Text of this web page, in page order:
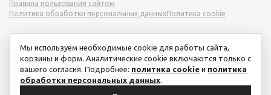
Правила пользования сайтом
Политика обработки персональных данныхПолитика cookie
Мы используем необходимые cookie для работы сайта,
корзины и форм. Аналитические cookie включаются только с
вашего согласия. Подробнее: политика cookie и политика
обработки персональных данных.